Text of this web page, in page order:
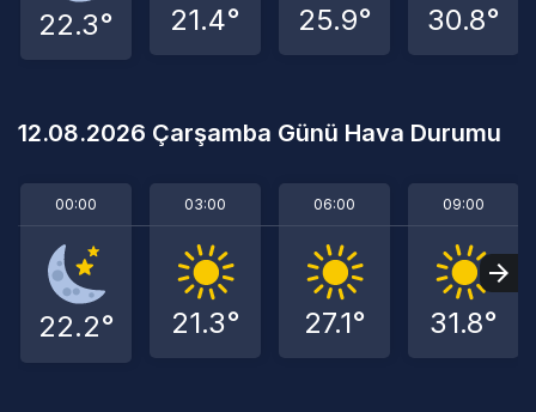
22.3° 21.4° 25.9° 30.8°
12.08.2026 Çarşamba Günü Hava Durumu
00:00
22.2°
03:00
21.3°
06:00
27.1°
09:00
31.8°